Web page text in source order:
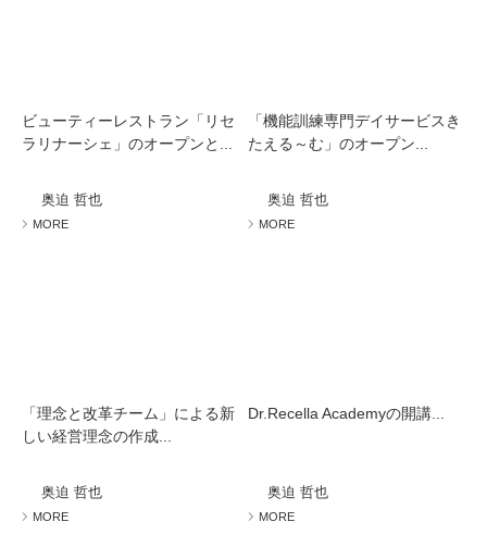
ビューティーレストラン「リセ
ラリナーシェ」のオープンと...
奥迫 哲也
MORE
「機能訓練専門デイサービスき
たえる～む」のオープン...
奥迫 哲也
MORE
「理念と改革チーム」による新
しい経営理念の作成...
奥迫 哲也
MORE
Dr.Recella Academyの開講...
奥迫 哲也
MORE